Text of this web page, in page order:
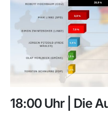
18:00 Uhr | Die